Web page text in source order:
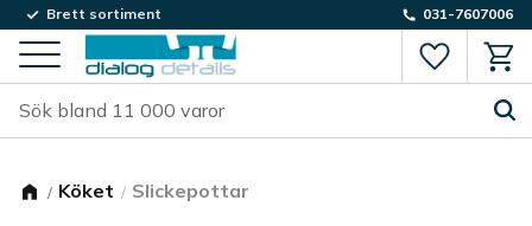
Meny
Brett sortiment 031-7607006
Köket Slickepottar